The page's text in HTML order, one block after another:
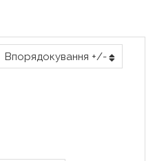
Впорядокування +/-